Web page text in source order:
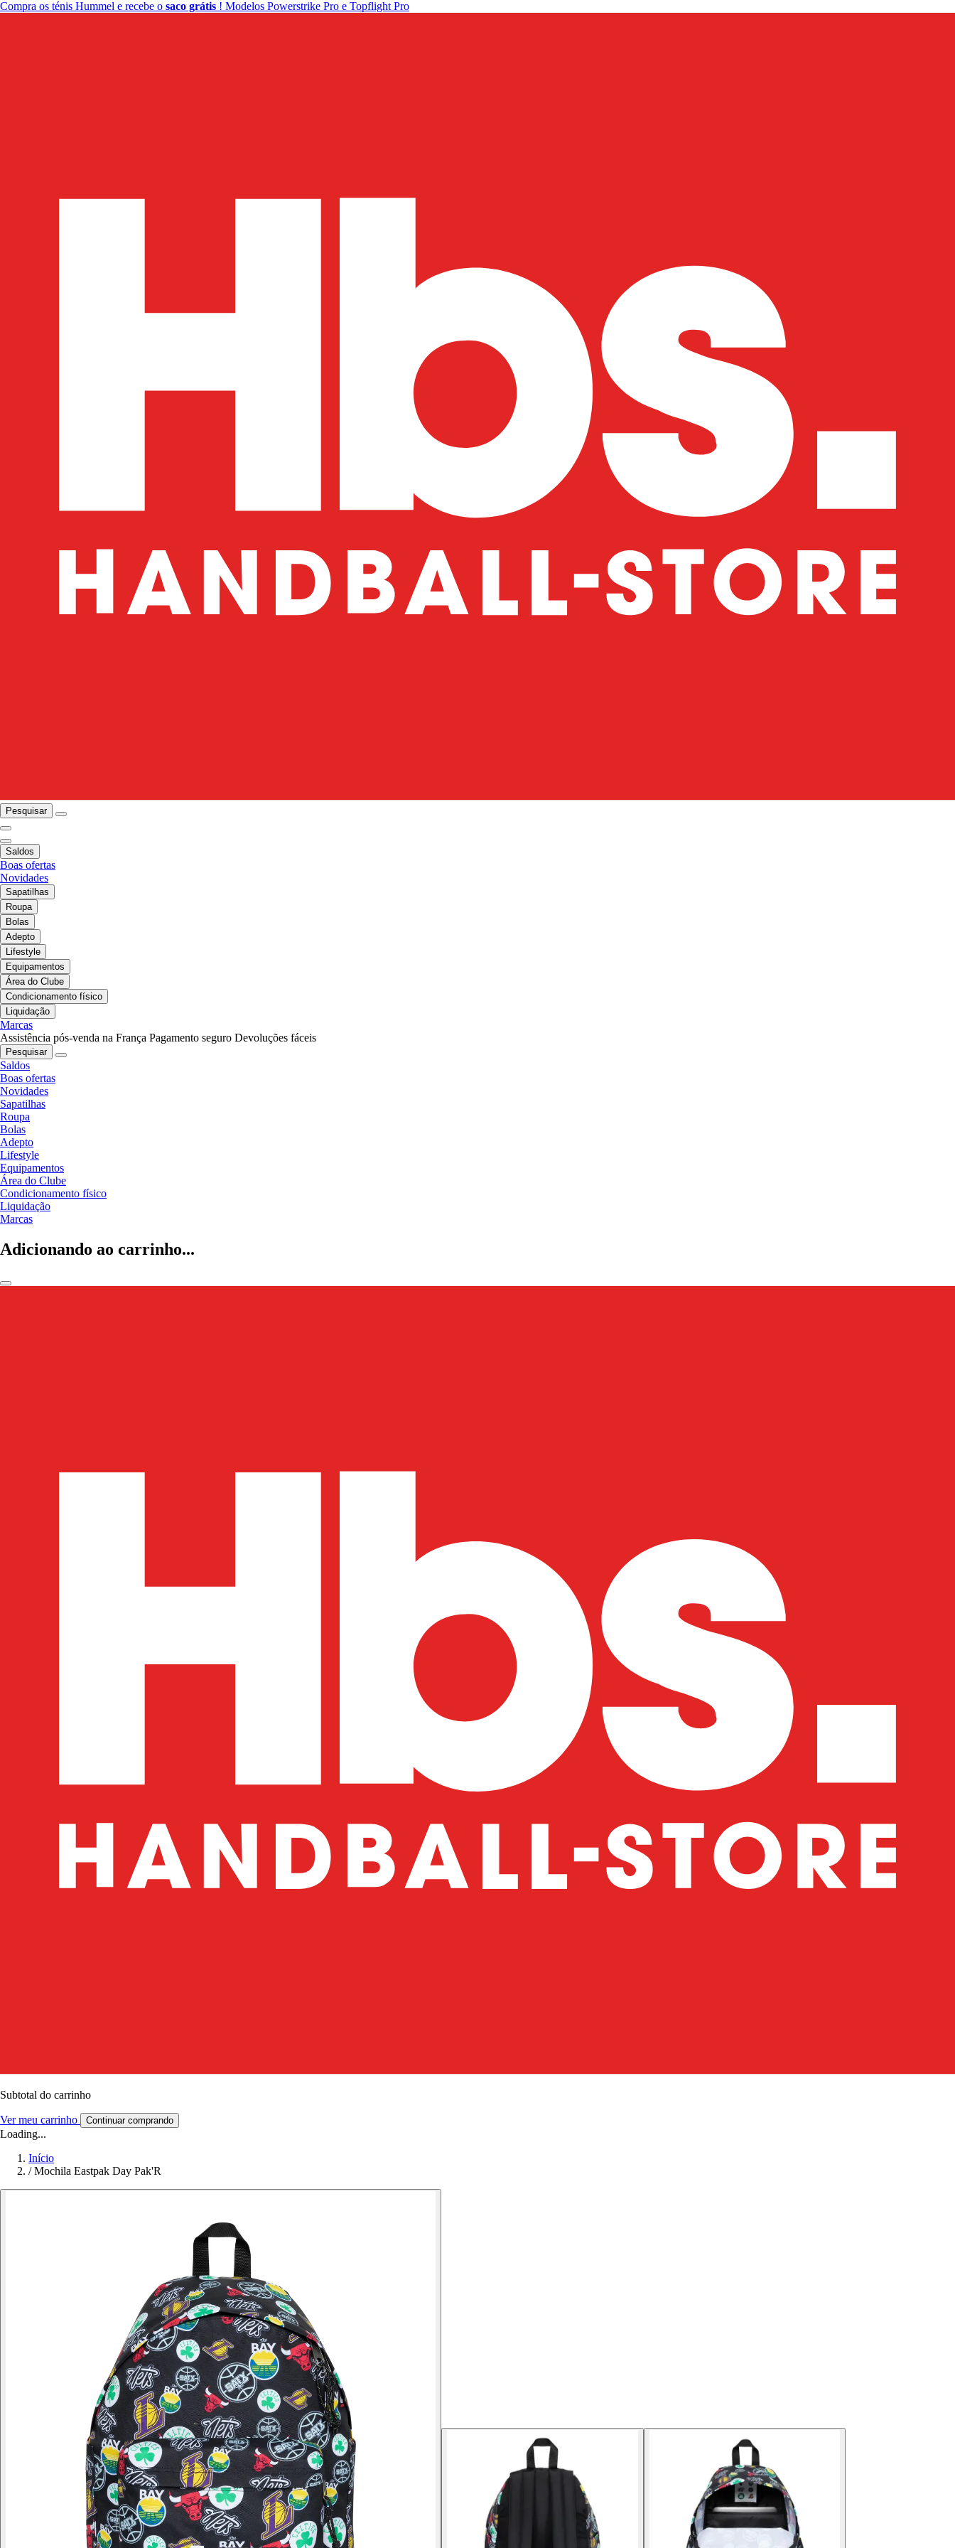
Compra os ténis Hummel e recebe o saco grátis ! Modelos Powerstrike Pro e Topflight Pro
Pesquisar
Saldos
Boas ofertas
Novidades
Sapatilhas
Roupa
Bolas
Adepto
Lifestyle
Equipamentos
Área do Clube
Condicionamento físico
Liquidação
Marcas
Assistência pós-venda na França Pagamento seguro Devoluções fáceis
Pesquisar
Saldos
Boas ofertas
Novidades
Sapatilhas
Roupa
Bolas
Adepto
Lifestyle
Equipamentos
Área do Clube
Condicionamento físico
Liquidação
Marcas
Adicionando ao carrinho...
Subtotal do carrinho
Ver meu carrinho Continuar comprando
Loading...
Início
/ Mochila Eastpak Day Pak'R